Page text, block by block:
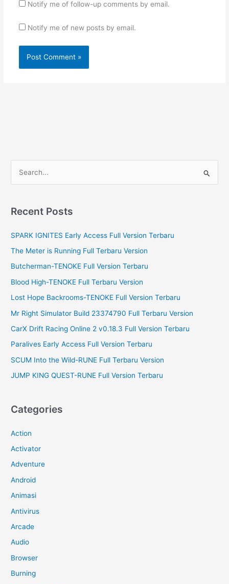
Notify me of follow-up comments by email.
Notify me of new posts by email.
r
h
f
o
Recent Posts
SPARK IGNITES Early Access Full Version Terbaru
The Meter is Running Full Terbaru Version
Butcherman-TENOKE Full Version Terbaru
Blood High-TENOKE Full Terbaru Version
Lost Hope Backrooms-TENOKE Full Version Terbaru
Mr Right Simulator Build 23374790 Full Terbaru Version
CarX Drift Racing Online 2 v0.18.3 Full Version Terbaru
Paralives Early Access Full Version Terbaru
SCUM Into the Wild-RUNE Full Terbaru Version
JUMP KING QUEST-RUNE Full Version Terbaru
Categories
Action
Activator
Adventure
Android
Animasi
Antivirus
Arcade
Audio
Browser
Burning